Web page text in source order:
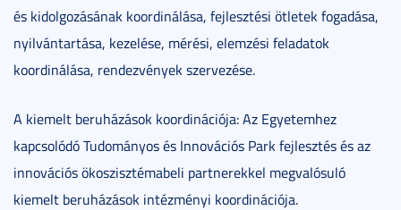
és kidolgozásának koordinálása, fejlesztési ötletek fogadása,
nyilvántartása, kezelése, mérési, elemzési feladatok
koordinálása, rendezvények szervezése.
A kiemelt beruházások koordinációja: Az Egyetemhez
kapcsolódó Tudományos és Innovációs Park fejlesztés és az
innovációs ökoszisztémabeli partnerekkel megvalósuló
kiemelt beruházások intézményi koordinációja.